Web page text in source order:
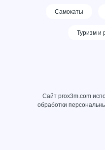
Самокаты
Туризм и
Сайт prox3m.com
обработки